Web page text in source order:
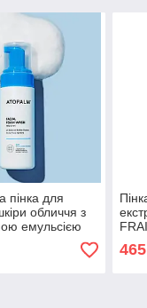
для
обличчя з
емульсією
Facial Foam